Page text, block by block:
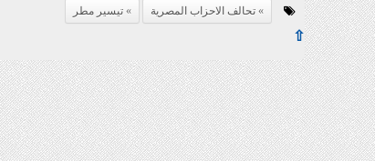
تحالف الاحزاب المصرية تيسير مطر
⇧